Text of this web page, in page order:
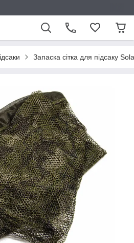
Запаска сітка для підсаку